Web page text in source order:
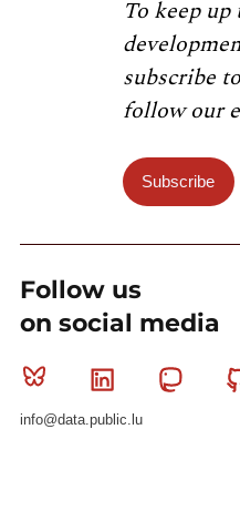
To keep
subscribe
follow our
Subscribe
Follow us
on social media
Bluesky Linkedin
info@data.public.lu